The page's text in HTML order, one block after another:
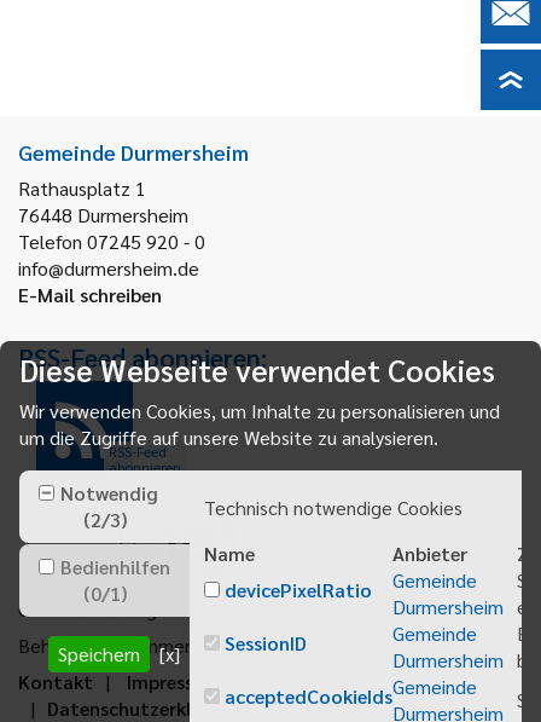
Gemeinde Durmersheim
Rathausplatz 1
76448 Durmersheim
Telefon 07245 920 - 0
info@durmersheim.de
E-Mail schreiben
RSS-Feed abonnieren:
RSS-Feed
abonnieren
Gemeindeanzeiger abonnieren
Behördenrufnummer 115
Kontakt
Impressum
Datenschutzerklärung
Erklärung zur
Diese Webseite verwendet Cookies
Wir verwenden Cookies, um Inhalte zu personalisieren und
um die Zugriffe auf unsere Website zu analysieren.
Notwendig
(2/3)
Bedienhilfen
(0/1)
Speichern [x]
Technisch notwendige Cookies
Name
Anbieter
devicePixelRatio
Gemeinde
Durmersheim
SessionID
Gemeinde
Durmersheim
acceptedCookieIdsGemeinde
Durmersheim